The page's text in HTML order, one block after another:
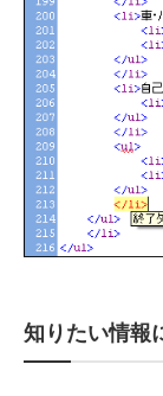
知りたい情報